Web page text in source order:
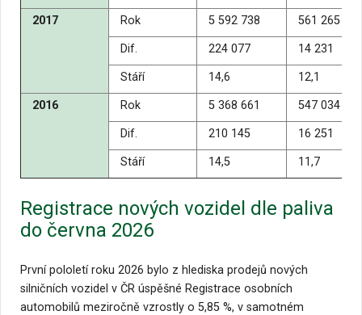
2017 Rok 5 592 738 561 265
Dif. 224 077 14 231
Stáří 14,6 12,1
2016 Rok 5 368 661 547 034
Dif. 210 145 16 251
Stáří 14,5 11,7
Registrace nových vozidel dle paliva
do června 2026
První pololetí roku 2026 bylo z hlediska prodejů nových
silničních vozidel v ČR úspěšné Registrace osobních
automobilů meziročně vzrostly o 5,85 %, v samotném